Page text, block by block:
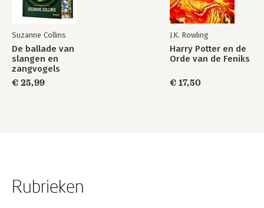
Suzanne Collins
De ballade van
slangen en
zangvogels
€ 25,99
J.K. Rowling
Harry Potter en de
Orde van de Feniks
€ 17,50
Rubrieken